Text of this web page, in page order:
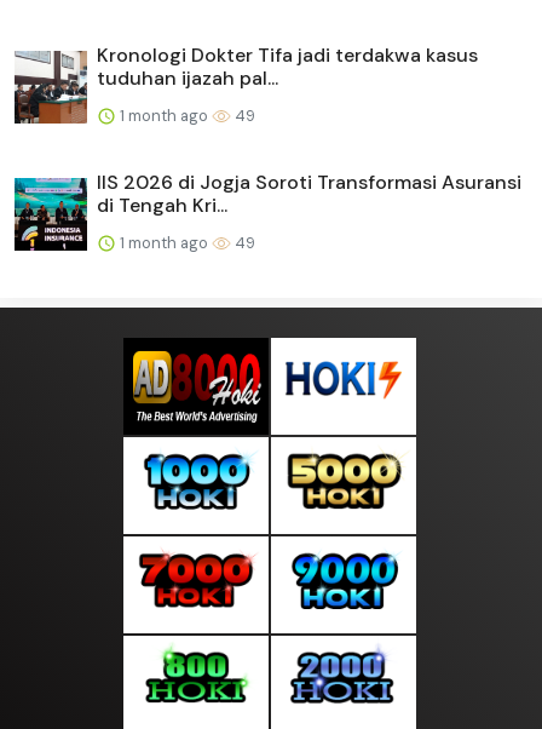
Kronologi Dokter Tifa jadi terdakwa kasus
tuduhan ijazah pal...
1 month ago 49
IIS 2026 di Jogja Soroti Transformasi Asuransi
di Tengah Kri...
1 month ago 49